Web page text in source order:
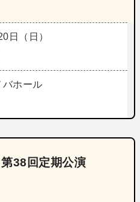
日（日）
バホール
38回定期公演